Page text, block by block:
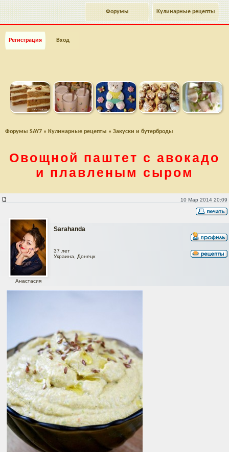
Кулинарные рецепты
Форумы
Регистрация Вход
Форумы SAY7 » Кулинарные рецепты » Закуски и бутерброды
Овощной паштет с авокадо
и плавленым сыром
10 Мар 2014 20:09
Sarahanda
Анастасия
37 лет
Украина, Донецк